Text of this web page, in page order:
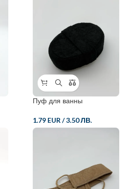
Пуф для ванны
1.79 EUR /3.50 ЛВ.